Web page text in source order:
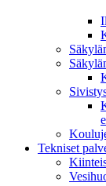
Tekniset